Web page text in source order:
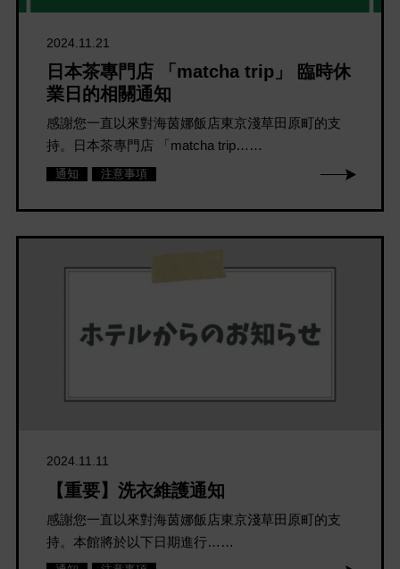
2024.11.21
日本茶專門店 「matcha trip」 臨時休
業日的相關通知
感謝您一直以來對海茵娜飯店東京淺草田原町的支
持。日本茶專門店 「matcha trip……
通知 注意事項
2024.11.11
【重要】洗衣維護通知
感謝您一直以來對海茵娜飯店東京淺草田原町的支
持。本館將於以下日期進行……